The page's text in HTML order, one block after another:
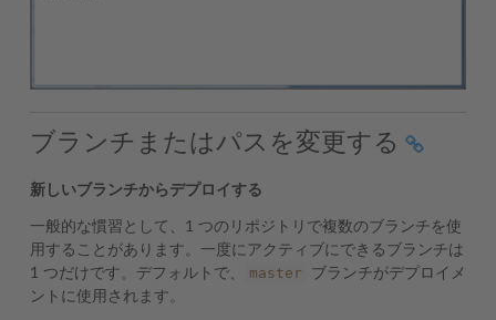
ブランチまたはパスを変更する
新しいブランチからデプロイする
一般的な慣習として、1 つのリポジトリで複数のブランチを使
用することがあります。一度にアクティブにできるブランチは
1 つだけです。デフォルトで、
master
ブランチがデプロイメ
ントに使用されます。